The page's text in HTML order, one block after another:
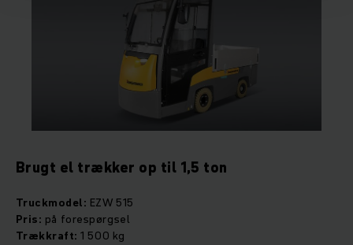
Brugt el trækker op til 1,5 ton
Truckmodel: EZW 515
Pris: på forespørgsel
Trækkraft:1 500 kg